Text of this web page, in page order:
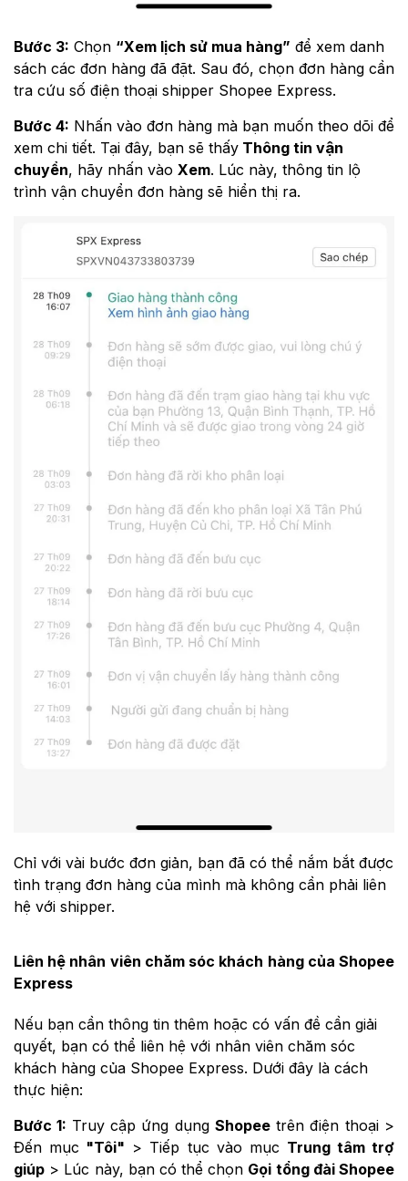
Bước 3: Chọn “Xem lịch sử mua hàng” để xem danh
sách các đơn hàng đã đặt. Sau đó, chọn đơn hàng cần
tra cứu số điện thoại shipper Shopee Express.
Bước 4: Nhấn vào đơn hàng mà bạn muốn theo dõi để
xem chi tiết. Tại đây, bạn sẽ thấy Thông tin vận
chuyển, hãy nhấn vào Xem. Lúc này, thông tin lộ
trình vận chuyển đơn hàng sẽ hiển thị ra.
Chỉ với vài bước đơn giản, bạn đã có thể nắm bắt được
tình trạng đơn hàng của mình mà không cần phải liên
hệ với shipper.
Liên hệ nhân viên chăm sóc khách hàng của Shopee
Express
Nếu bạn cần thông tin thêm hoặc có vấn đề cần giải
quyết, bạn có thể liên hệ với nhân viên chăm sóc
khách hàng của Shopee Express. Dưới đây là cách
thực hiện:
Bước 1: Truy cập ứng dụng Shopeetrên điện thoại >
Đến mục "Tôi" > Tiếp tục vào mục Trung tâm trợ
giúp > Lúc này, bạn có thể chọn Gọi tổng đài Shopee